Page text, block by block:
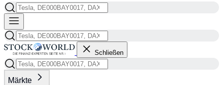
Schließen
Märkte